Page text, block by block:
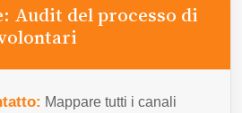
Audit del processo di
Mappare tutti i canali